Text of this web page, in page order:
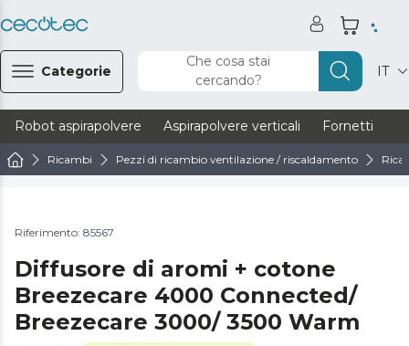
Categorie
Che cosa stai
cercando?
IT
Robot aspirapolvere Aspirapolvere verticali Fornetti
Ricambi Pezzi di ricambio ventilazione / riscaldamento
Riferimento: 85567
Diffusore di aromi + cotone
Breezecare 4000 Connected/
Breezecare 3000/ 3500 Warm